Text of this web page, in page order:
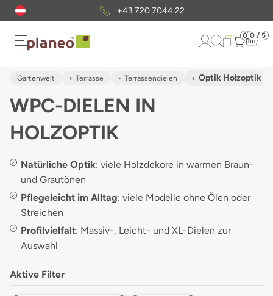
KostenloserMusterversand
0 0 / 5
Gartenwelt Terrasse Terrassendielen Optik Holzoptik
WPC-DIELEN IN
HOLZOPTIK
Natürliche Optik: viele Holzdekore in warmen Braun-
und Grautönen
Pflegeleicht im Alltag: viele Modelle ohne Ölen oder
Streichen
Profilvielfalt: Massiv-, Leicht- und XL-Dielen zur
Auswahl
Aktive Filter